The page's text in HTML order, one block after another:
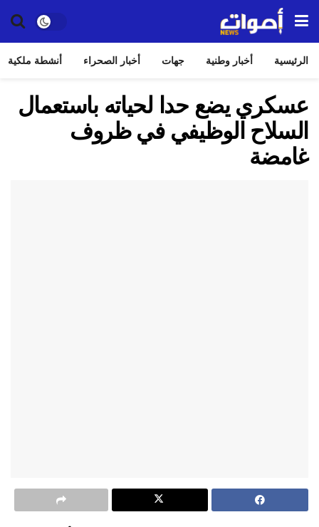
الرئيسية أخبار وطنية جهات أخبار الصحراء أنشطة ملكية
عسكري يضع حدا لحياته باستعمال
السلاح الوظيفي في ظروف
غامضة